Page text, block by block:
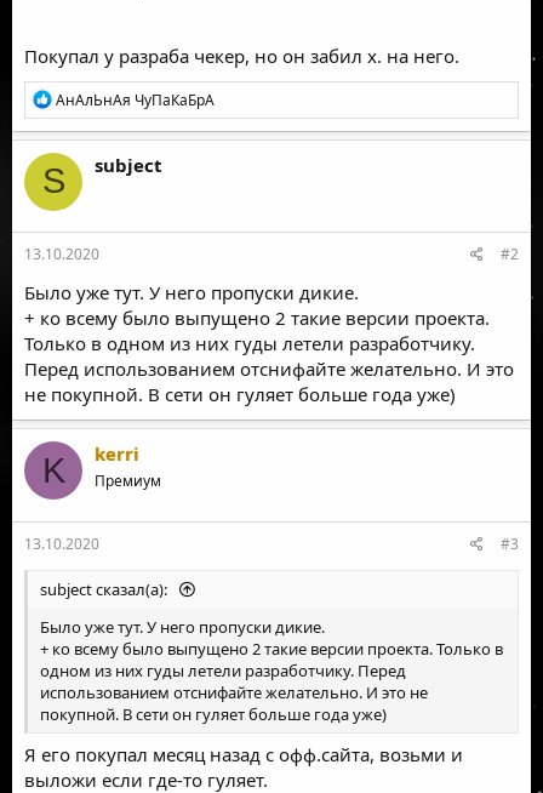
Покупал у разраба чекер, но он забил х. на него.
Р
е
а
к
ц
и
и
:
АнАлЬнАя ЧуПаКаБрА
S subject
13.10.2020 #2
Было уже тут. У него пропуски дикие.
+ ко всему было выпущено 2 такие версии проекта.
Только в одном из них гуды летели разработчику.
Перед использованием отснифайте желательно. И это
не покупной. В сети он гуляет больше года уже)
K kerri
Премиум
13.10.2020 #3
subject сказал(а):
Было уже тут. У него пропуски дикие.
+ ко всему было выпущено 2 такие версии проекта. Только в
одном из них гуды летели разработчику. Перед
использованием отснифайте желательно. И это не
покупной. В сети он гуляет больше года уже)
Я его покупал месяц назад с офф.сайта, возьми и
выложи если где-то гуляет.